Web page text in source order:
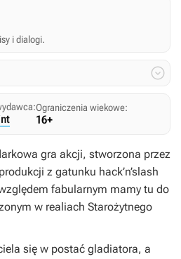
i dialogi.

Ograniczenia wiekowe:
16+
gra akcji, stworzona przez
z gatunku hack’n’slash
fabularnym mamy tu do
w realiach Starożytnego
się w postać gladiatora, a